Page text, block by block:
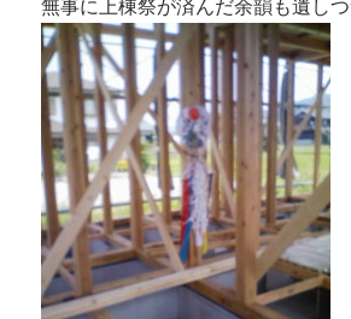
無事に上棟祭が済んだ余韻も遺しつ